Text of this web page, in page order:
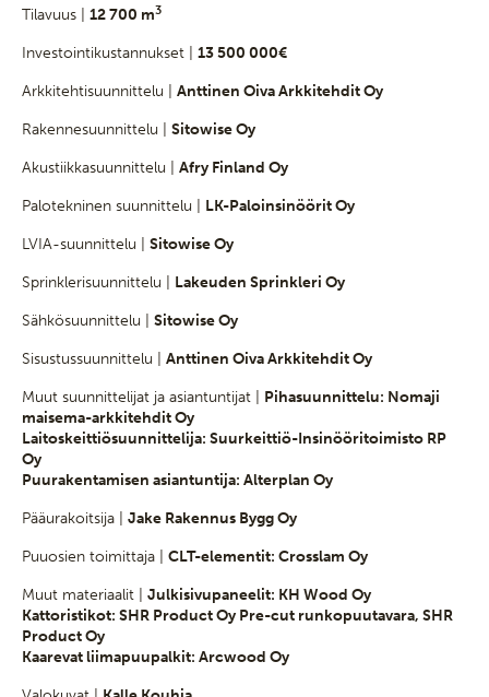
Tilavuus | 12 700 m3
Investointikustannukset | 13 500 000€
Arkkitehtisuunnittelu | Anttinen Oiva Arkkitehdit Oy
Rakennesuunnittelu | Sitowise Oy
Akustiikkasuunnittelu | Afry Finland Oy
Palotekninen suunnittelu | LK-Paloinsinöörit Oy
LVIA-suunnittelu | Sitowise Oy
Sprinklerisuunnittelu | Lakeuden Sprinkleri Oy
Sähkösuunnittelu | Sitowise Oy
Sisustussuunnittelu | Anttinen Oiva Arkkitehdit Oy
Muut suunnittelijat ja asiantuntijat | Pihasuunnittelu: Nomaji
maisema-arkkitehdit Oy
Laitoskeittiösuunnittelija: Suurkeittiö-Insinööritoimisto RP
Oy
Puurakentamisen asiantuntija: Alterplan Oy
Pääurakoitsija | Jake Rakennus Bygg Oy
Puuosien toimittaja | CLT-elementit: Crosslam Oy
Muut materiaalit | Julkisivupaneelit: KH Wood Oy
Kattoristikot: SHR Product Oy Pre-cut runkopuutavara, SHR
Product Oy
Kaarevat liimapuupalkit: Arcwood Oy